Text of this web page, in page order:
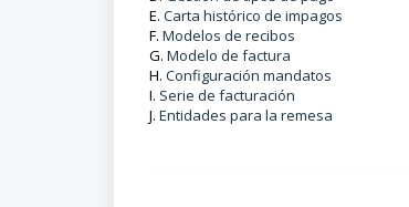
E. Carta histórico de impagos
F. Modelos de recibos
G. Modelo de factura
H. Configuración mandatos
I. Serie de facturación
J. Entidades para la remesa